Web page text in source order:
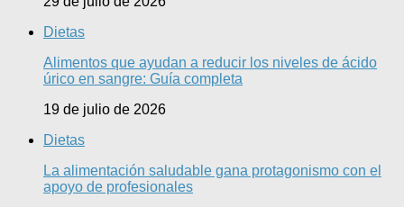
Dietas
Alimentos que ayudan a reducir los niveles de ácido
úrico en sangre: Guía completa
19 de julio de 2026
Dietas
La alimentación saludable gana protagonismo con el
apoyo de profesionales